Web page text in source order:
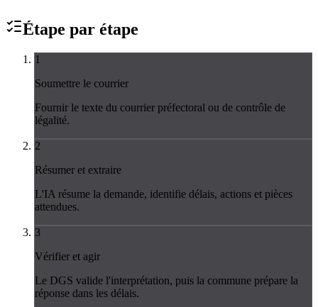
Étape par étape
1
Soumettre le courrier
Fournir le texte du courrier préfectoral ou de contrôle de
légalité.
2
Résumer et extraire
L'IA résume la demande, identifie délais, actions et pièces
attendues.
3
Vérifier et agir
Le DGS valide l'interprétation, puis la commune prépare la
réponse dans les délais.